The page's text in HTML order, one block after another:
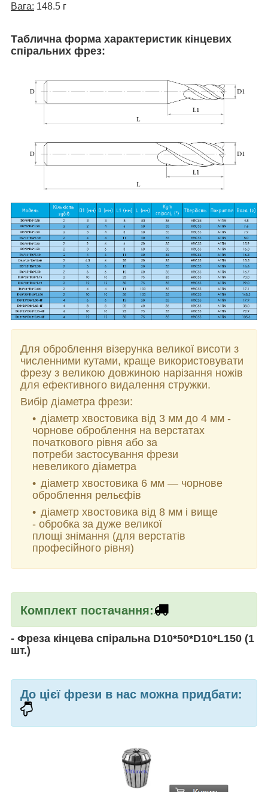
Вага: 148.5 г
Таблична форма характеристик кінцевих
спіральних фрез:
Для оброблення візерунка великої висоти з
численними кутами, краще використовувати
фрезу з великою довжиною нарізання ножів
для ефективного видалення стружки.
Вибір діаметра фрези:
діаметр хвостовика від 3 мм до 4 мм -
чорнове оброблення на верстатах
початкового рівня або за
потреби застосування фрези
невеликого діаметра
діаметр хвостовика 6 мм — чорнове
оброблення рельєфів
діаметр хвостовика від 8 мм і вище
- обробка за дуже великої
площі знімання (для верстатів
професійного рівня)
Комплект постачання:
- Фреза кінцева спіральна D10*50*D10*L150 (1
шт.)
До цієї фрези в нас можна придбати: